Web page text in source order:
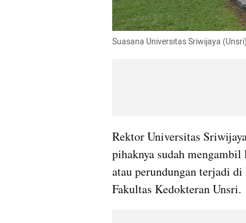
Suasana Universitas Sriwijaya
Rektor Universitas
pihaknya sudah
atau perundungan terjadi
Fakultas Kedokteran Unsri.